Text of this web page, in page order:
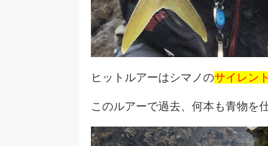
ヒットルアーはシマノのサイレン
このルアーで過去、何本も青物を